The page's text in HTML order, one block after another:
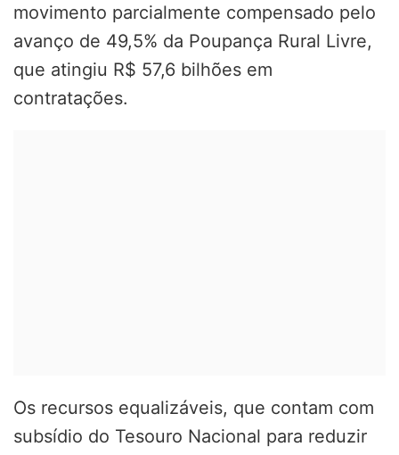
movimento parcialmente compensado pelo
avanço de 49,5% da Poupança Rural Livre,
que atingiu R$ 57,6 bilhões em
contratações.
Os recursos equalizáveis, que contam com
subsídio do Tesouro Nacional para reduzir